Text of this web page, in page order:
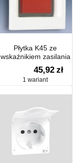
Płytka K45 ze
wskaźnikiem zasilania
45,92 zł
1 wariant